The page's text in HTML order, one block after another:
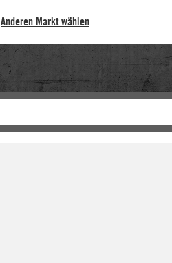
Anderen Markt wählen